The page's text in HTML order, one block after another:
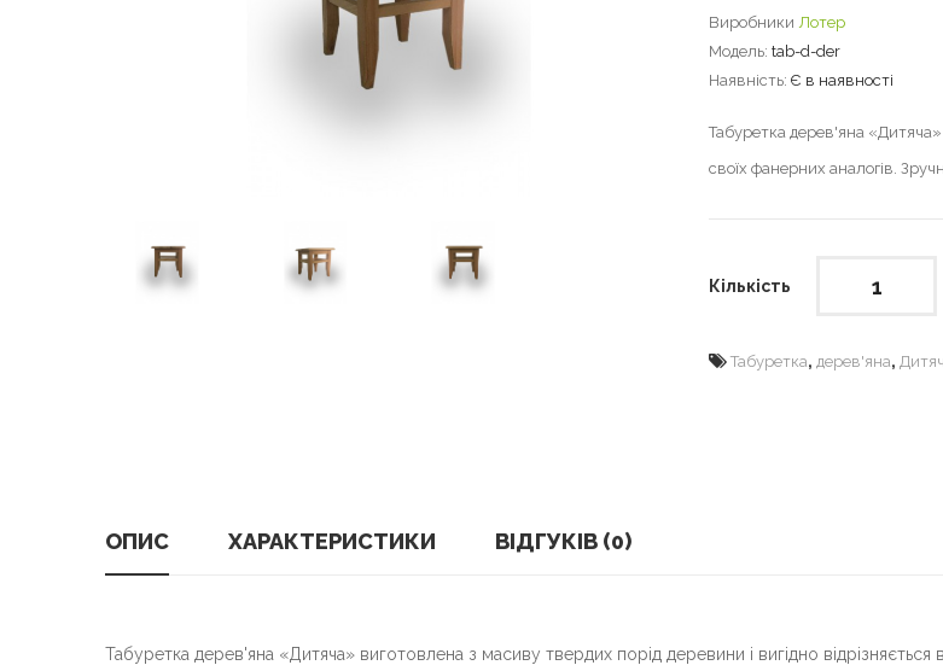
Виробники Лотер
Модель: tab-d-der
Наявність: Є в наявності
Табуретка дерев'яна «Дитяча»
своїх фанерних аналогів.
Кількість
Табуретка, дерев'яна,
ОПИС ХАРАКТЕРИСТИКИ ВІДГУКІВ (0)
Табуретка дерев'яна «Дитяча» виготовлена з масиву твердих порід деревини і вигідно відрізняється